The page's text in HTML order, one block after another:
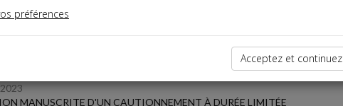
dernières dépêches
MANUSCRITE D'UN CAUTIONNEMENT À DURÉE LIMITÉE
préférences
Acceptez et continuez